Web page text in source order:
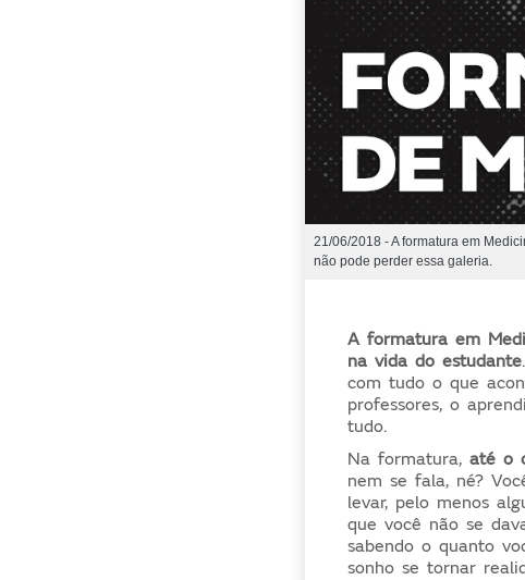
21/06/2018 - A formatura em
não pode perder essa galeria.
A formatura em
na vida do estudante
com tudo o que
professores, o
tudo.
Na formatura,até o
nem se fala, né?
levar, pelo menos
que você não se
sabendo o quanto
sonho se tornar